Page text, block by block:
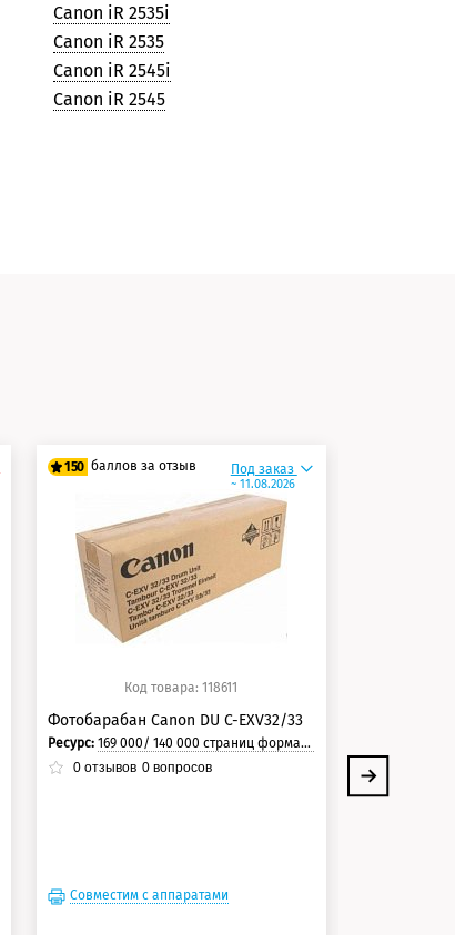
Canon iR 2535i
Canon iR 2535
Canon iR 2545i
Canon iR 2545
150 баллов за отзыв
125 баллов
150 баллов
Под заказ
~ 11.08.2026
Код товара: 118611
Фотобарабан Canon DU C-EXV32/33
Ресурс: 169 000/ 140 000 страниц формата А4 при 5% заполнении страницы.
0отзывов 0вопросов
Совместим с аппаратами
Ресурс: